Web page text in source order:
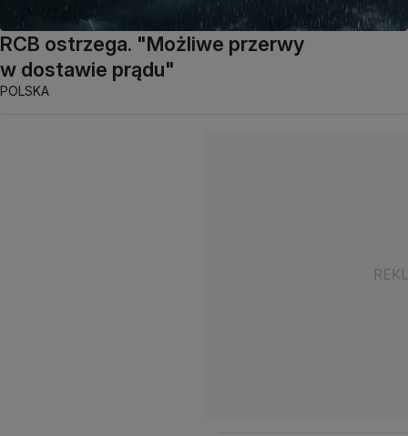
RCB ostrzega. "Możliwe przerwy
w dostawie prądu"
POLSKA